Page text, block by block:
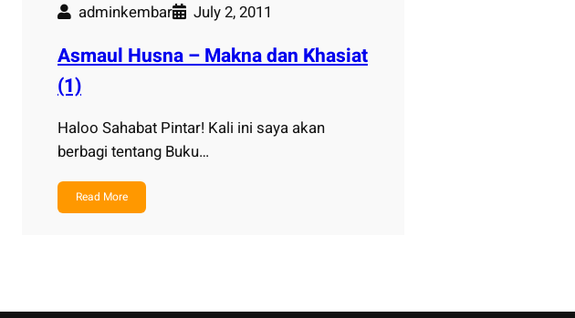
adminkembar July 2, 2011
Asmaul Husna – Makna dan Khasiat
(1)
Haloo Sahabat Pintar! Kali ini saya akan
berbagi tentang Buku…
Read More